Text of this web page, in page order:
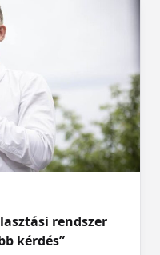
rendszer
kérdés”